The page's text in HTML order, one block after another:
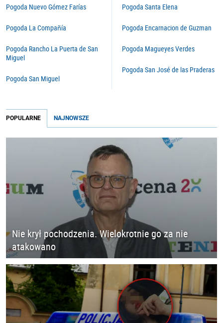
Pogoda Nuevo Gómez Farías
Pogoda La Compañía
Pogoda Rancho La Puerta de San
Miguel
Pogoda San Miguel
Pogoda Santa Elena
Pogoda Encarnacion de Guzman
Pogoda Magueyes Verdes
Pogoda San José de las Praderas
POPULARNE NAJNOWSZE
Nie krył pochodzenia. Wielokrotnie go za nie
atakowano